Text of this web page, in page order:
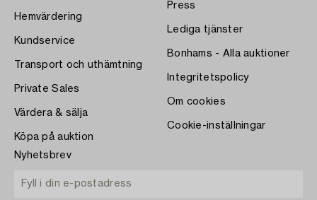
Hemvärdering
Kundservice
Transport och uthämtning
Private Sales
Värdera & sälja
Köpa på auktion
Press
Lediga tjänster
Bonhams - Alla auktioner
Integritetspolicy
Om cookies
Cookie-inställningar
Nyhetsbrev